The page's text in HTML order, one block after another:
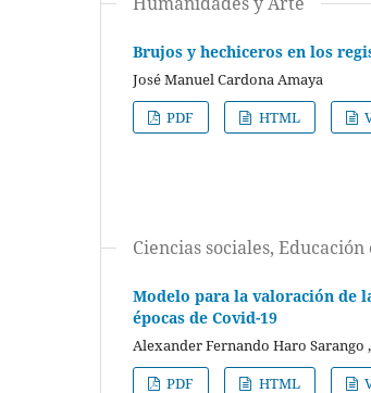
Brujos y hechiceros en los
José Manuel Cardona Amaya
PDF
HTML
Ciencias sociales,
Modelo para la valoración de
épocas de Covid-19
Alexander Fernando Haro Sarango
PDF
HTML